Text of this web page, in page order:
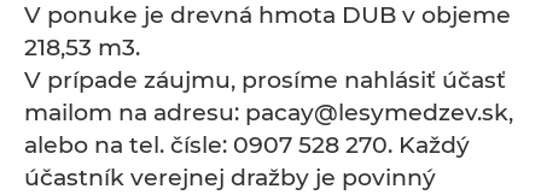
V ponuke je drevná hmota DUB v objeme
218,53 m3.
V prípade záujmu, prosíme nahlásiť účasť
mailom na adresu: pacay@lesymedzev.sk,
alebo na tel. čísle: 0907 528 270. Každý
účastník verejnej dražby je povinný